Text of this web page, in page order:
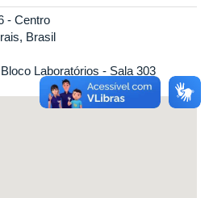
- Centro
Brasil
Laboratórios - Sala 303